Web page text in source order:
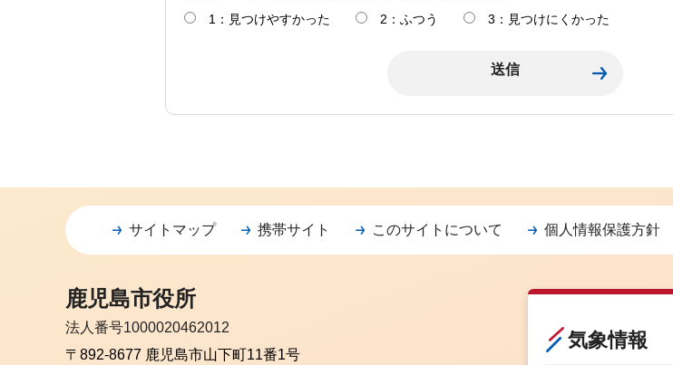
1：見つけやすかった 2：ふつう 3：見つけにくかった
サイトマップ 携帯サイト このサイトについて 個人情報保護方針
鹿児島市役所
法人番号1000020462012
〒892-8677 鹿児島市山下町11番1号
気象情報